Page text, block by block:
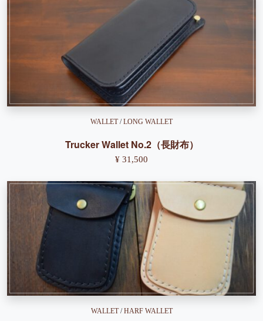
WALLET/LONG WALLET
Trucker Wallet No.2（長財布）
¥ 31,500
WALLET/HARF WALLET